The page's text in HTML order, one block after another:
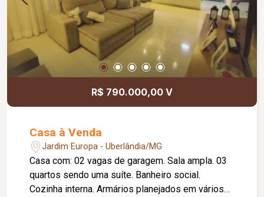
quitado; IPTU pago.
R$ 790.000,00 V
Casa à Venda
Jardim Europa - Uberlândia/MG
Casa com: 02 vagas de garagem. Sala ampla. 03
quartos sendo uma suíte. Banheiro social.
Cozinha interna. Armários planejados em vários